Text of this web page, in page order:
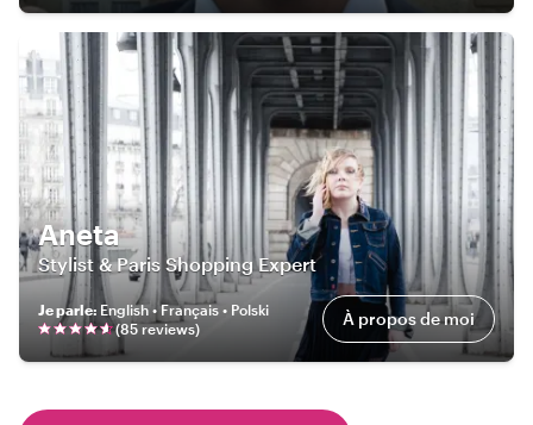
Aneta
Stylist & Paris Shopping Expert
Je parle: English • Français • Polski
(85 reviews) À propos de moi